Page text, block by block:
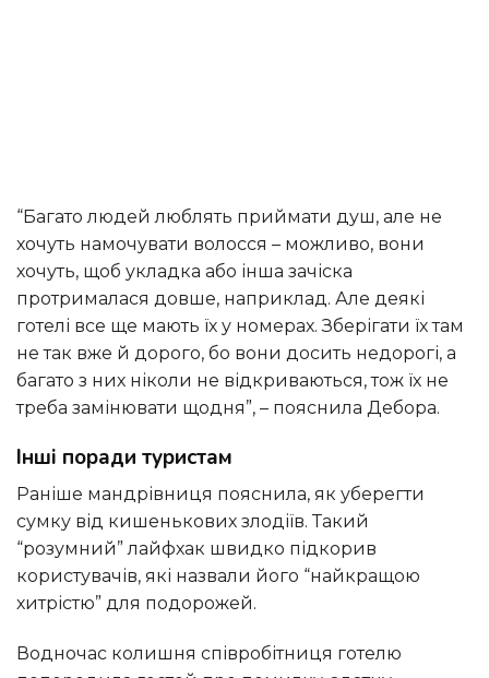
“Багато людей люблять приймати душ, але не
хочуть намочувати волосся – можливо, вони
хочуть, щоб укладка або інша зачіска
протрималася довше, наприклад. Але деякі
готелі все ще мають їх у номерах. Зберігати їх там
не так вже й дорого, бо вони досить недорогі, а
багато з них ніколи не відкриваються, тож їх не
треба замінювати щодня”, – пояснила Дебора.
Інші поради туристам
Раніше мандрівниця пояснила, як уберегти
сумку від кишенькових злодіїв. Такий
“розумний” лайфхак швидко підкорив
користувачів, які назвали його “найкращою
хитрістю” для подорожей.
Водночас колишня співробітниця готелю